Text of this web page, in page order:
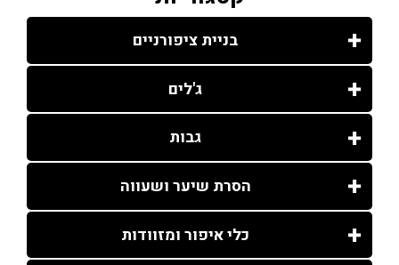
בניית ציפורניים
ג'לים
גבות
הסרת שיער ושעווה
כלי איפור ומזוודות